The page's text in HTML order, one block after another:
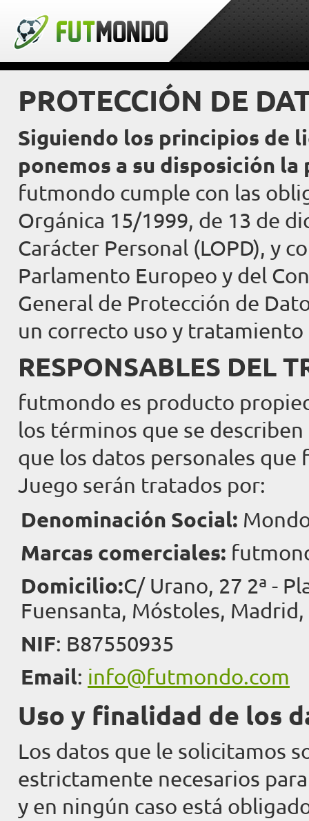
PROTECCIÓN DE
Siguiendo los principios de
ponemos a su disposición
futmondo cumple con las
Orgánica 15/1999, de 13 de
Carácter Personal (LOPD), y
Parlamento Europeo y del
General de Protección de
un correcto uso y
RESPONSABLES DEL
futmondo es producto
los términos que se
que los datos personales que
Juego serán tratados por:
Denominación Social:
Marcas comerciales:
Domicilio:C/ Urano, 27 2ª -
Fuensanta, Móstoles, Madrid,
NIF: B87550935
Email: info@futmondo.com
Uso y finalidad de los
Los datos que le solicitamos
estrictamente necesarios
y en ningún caso está